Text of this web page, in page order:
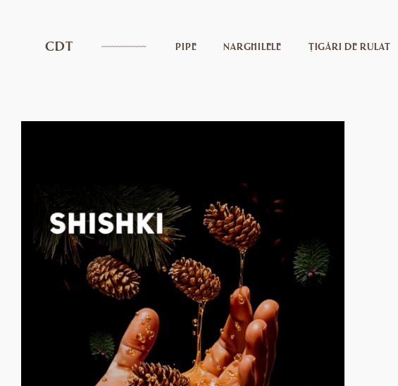
CDT PIPE NARGHILELE ȚIGĂRI DE RULAT